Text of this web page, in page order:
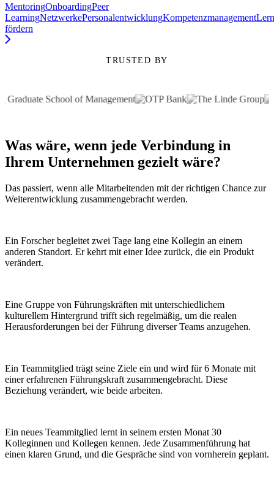
MentoringOnboardingPeer
LearningNetzwerkePersonalentwicklungKompetenzmanagement
fördern
TRUSTED BY
Was wäre, wenn jede Verbindung in
Ihrem Unternehmen gezielt wäre?
Das passiert, wenn alle Mitarbeitenden mit der richtigen Chance zur
Weiterentwicklung zusammengebracht werden.
Ein Forscher begleitet zwei Tage lang eine Kollegin an einem
anderen Standort. Er kehrt mit einer Idee zurück, die ein Produkt
verändert.
Eine Gruppe von Führungskräften mit unterschiedlichem
kulturellem Hintergrund trifft sich regelmäßig, um die realen
Herausforderungen bei der Führung diverser Teams anzugehen.
Ein Teammitglied trägt seine Ziele ein und wird für 6 Monate mit
einer erfahrenen Führungskraft zusammengebracht. Diese
Beziehung verändert, wie beide arbeiten.
Ein neues Teammitglied lernt in seinem ersten Monat 30
Kolleginnen und Kollegen kennen. Jede Zusammenführung hat
einen klaren Grund, und die Gespräche sind von vornherein geplant.